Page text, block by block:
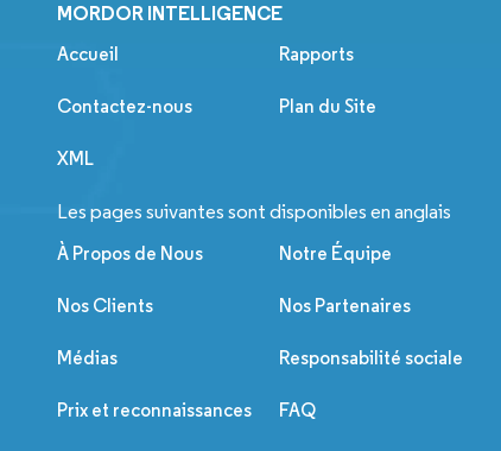
MORDOR INTELLIGENCE
Accueil Rapports
Contactez-nous Plan du Site
XML
Les pages suivantes sont disponibles en anglais
À Propos de Nous Notre Équipe
Nos Clients Nos Partenaires
Médias Responsabilité sociale
Prix et reconnaissances FAQ